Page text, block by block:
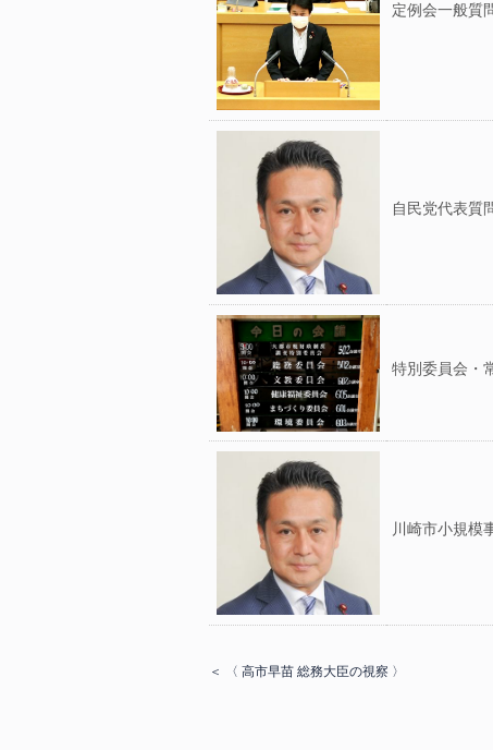
定例会一般質
自民党代表質
特別委員会・
川崎市小規模
＜ 〈 高市早苗 総務大臣の視察 〉